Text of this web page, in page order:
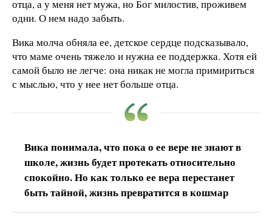
отца, а у меня нет мужа, но Бог милостив, проживем
одни. О нем надо забыть.
Вика молча обняла ее, детское сердце подсказывало,
что маме очень тяжело и нужна ее поддержка. Хотя ей
самой было не легче: она никак не могла примириться
с мыслью, что у нее нет больше отца.
Вика понимала, что пока о ее вере не знают в
школе, жизнь будет протекать относительно
спокойно. Но как только ее вера перестанет
быть тайной, жизнь превратится в кошмар